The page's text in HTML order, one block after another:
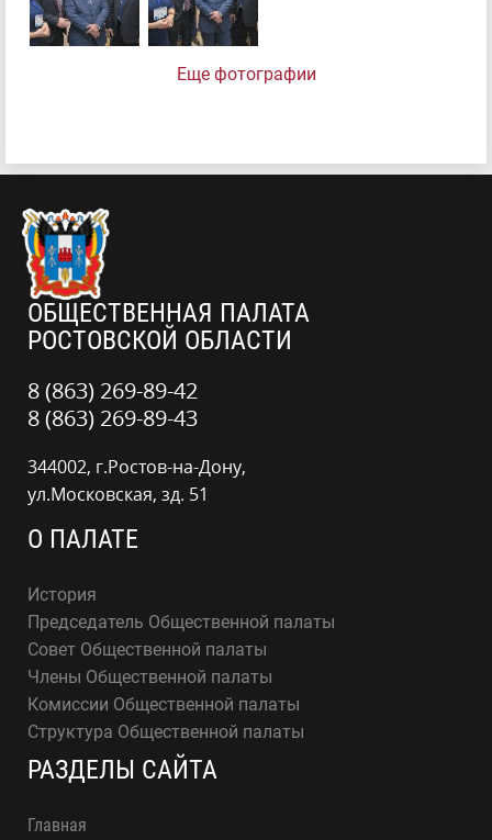
Еще фотографии
ОБЩЕСТВЕННАЯ ПАЛАТА
РОСТОВСКОЙ ОБЛАСТИ
8 (863) 269-89-42
8 (863) 269-89-43
344002, г.Ростов-на-Дону,
ул.Московская, зд. 51
О ПАЛАТЕ
История
Председатель Общественной палаты
Совет Общественной палаты
Члены Общественной палаты
Комиссии Общественной палаты
Структура Общественной палаты
РАЗДЕЛЫ САЙТА
Главная